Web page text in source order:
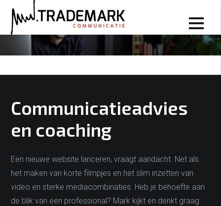
Communicatieadvies
en coaching
Een nieuwe website lanceren, vraagt aandacht. Net als
het maken van korte filmpjes en het slim inzetten van
video en sterke mediacombinaties. Heb je behoefte aan
de blik van een professional? Mark kijkt en denkt graag